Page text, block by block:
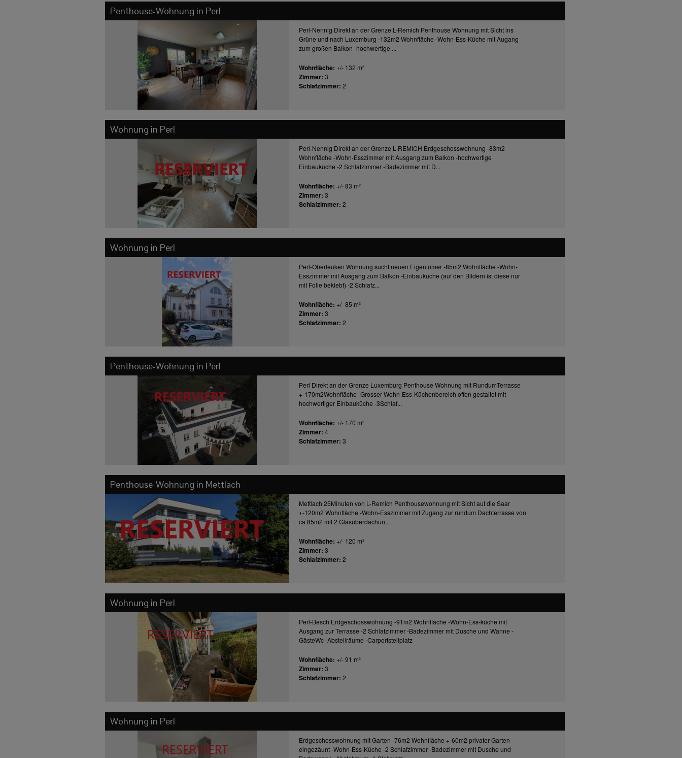
Penthouse-Wohnung in Perl
Perl-Nennig Direkt an der Grenze L-Remich Penthouse Wohnung mit Sicht ins
Grüne und nach Luxemburg -132m2 Wohnfläche -Wohn-Ess-Küche mit Augang
zum großen Balkon -hochwertige ...
Wohnfläche: +/- 132 m²
Zimmer:3
Schlafzimmer:2
Wohnung in Perl
Perl-Nennig Direkt an der Grenze L-REMICH Erdgeschosswohnung -83m2
Wohnfläche -Wohn-Esszimmer mit Ausgang zum Balkon -hochwertige
Einbauküche -2 Schlafzimmer -Badezimmer mit D...
Wohnfläche: +/- 83 m²
Zimmer:3
Schlafzimmer:2
Wohnung in Perl
Perl-Oberleuken Wohnung sucht neuen Eigentümer -85m2 Wohnfläche -Wohn-
Esszimmer mit Ausgang zum Balkon -Einbauküche (auf den Bildern ist diese nur
mit Folie beklebt) -2 Schlafz...
Wohnfläche: +/- 85 m²
Zimmer:3
Schlafzimmer:2
Penthouse-Wohnung in Perl
Perl Direkt an der Grenze Luxemburg Penthouse Wohnung mit RundumTerrasse
+-170m2Wohnfläche -Grosser Wohn-Ess-Küchenbereich offen gestaltet mit
hochwertiger Einbauküche -3Schlaf...
Wohnfläche: +/- 170 m²
Zimmer:4
Schlafzimmer:3
Penthouse-Wohnung in Mettlach
Mettlach 25Minuten von L-Remich Penthousewohnung mit Sicht auf die Saar
+-120m2 Wohnfläche -Wohn-Esszimmer mit Zugang zur rundum Dachterrasse von
ca 85m2 mit 2 Glasüberdachun...
Wohnfläche: +/- 120 m²
Zimmer:3
Schlafzimmer:2
Wohnung in Perl
Perl-Besch Erdgeschosswohnung -91m2 Wohnfläche -Wohn-Ess-küche mit
Ausgang zur Terrasse -2 Schlafzimmer -Badezimmer mit Dusche und Wanne -
GästeWc -Abstellräume -Carportstellplatz
Wohnfläche: +/- 91 m²
Zimmer:3
Schlafzimmer:2
Wohnung in Perl
Erdgeschosswohnung mit Garten -76m2 Wohnfläche +-60m2 privater Garten
eingezäunt -Wohn-Ess-Küche -2 Schlafzimmer -Badezimmer mit Dusche und